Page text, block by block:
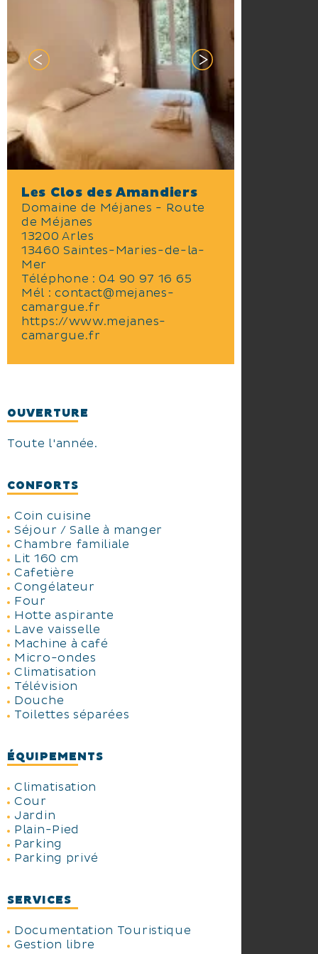
permettent aux cavaliers
passionnés de venir en vacances
avec leur cheval !
Les Clos des Amandiers
Domaine de Méjanes - Route
de Méjanes
13200 Arles
13460 Saintes-Maries-de-la-
Mer
Téléphone :04 90 97 16 65
Mél :contact@mejanes-
camargue.fr
https://www.mejanes-
camargue.fr
OUVERTURE
Toute l'année.
CONFORTS
Coin cuisine
Séjour / Salle à manger
Chambre familiale
Lit 160 cm
Cafetière
Congélateur
Four
Hotte aspirante
Lave vaisselle
Machine à café
Micro-ondes
Climatisation
Télévision
Douche
Toilettes séparées
ÉQUIPEMENTS
Climatisation
Cour
Jardin
Plain-Pied
Parking
Parking privé
SERVICES
Documentation Touristique
Gestion libre